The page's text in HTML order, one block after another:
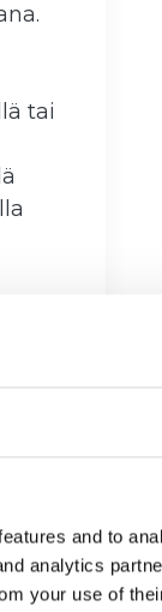
and to
analytics
your use of
tai